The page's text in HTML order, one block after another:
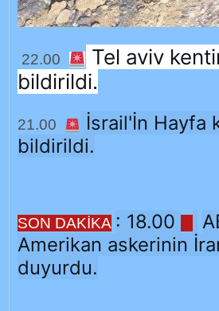
22.00
Tel aviv
bildirildi.
21.00
İsrail'İn Hayfa
bildirildi.
SON DAKİKA : 18.00
Amerikan askerinin
duyurdu.